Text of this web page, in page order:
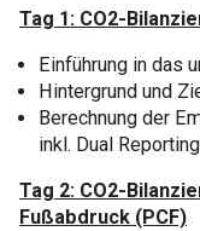
Tag 1: CO2-
​Einführung in das
Hintergrund und
Berechnung der
inkl. Dual Reporting​
Tag 2: CO2-
Fußabdruck (PCF)